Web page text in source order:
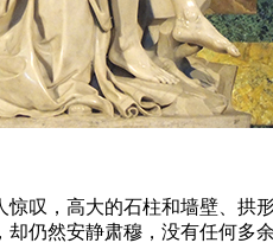
叹，高大的石柱和墙壁、
仍然安静肃穆，没有任何多